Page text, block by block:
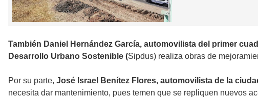
También Daniel Hernández García, automovilista del primer
Desarrollo Urbano Sostenible (Sipdus) realiza obras de
Por su parte, José Israel Benítez Flores, automovilista de la
necesita dar mantenimiento, pues temen que se repliquen nuevos